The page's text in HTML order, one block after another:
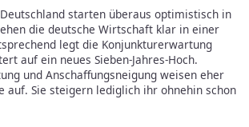
starten überaus optimistisch in
die deutsche Wirtschaft klar in einer
legt die Konjunkturerwartung
auf ein neues Sieben-Jahres-Hoch.
und Anschaffungsneigung weisen eher
auf. Sie steigern lediglich ihr ohnehin schon